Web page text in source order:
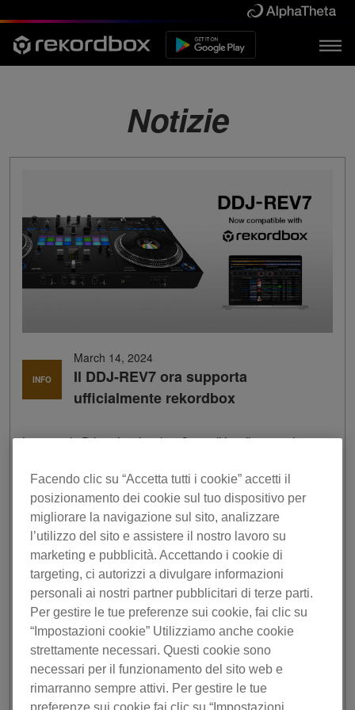
Notizie
INFO
March 14, 2024
Il DDJ-REV7 ora supporta
ufficialmente rekordbox
La console DJ professionale a 2 canali in stile scratch
per Mac/Windows.
Con le jog wheel motorizzate che includono l’On Jog
Display, il DDJ-REV7 ti permette di suonare come se
stessi usando un giradischi.
Con questo aggiornamento, ORA il DDJ-REV7 supporta
rekordbox. Oltre alle funzionalità uniche della console per
lo scratching e il mixaggio, la funzione Track Separation
consente performance innovative e creative.
Per utilizzare il DDJ-REV7 con rekordbox, dovrai
aggiornare il firmware della console alla versione più
recente e installare l’ultima versione di rekordbox sul
PC/Mac, oltre al software del driver del DDJ-REV7 se
Facendo clic su “Accetta tutti i cookie” accetti il
posizionamento dei cookie sul tuo dispositivo per
migliorare la navigazione sul sito, analizzare
l’utilizzo del sito e assistere il nostro lavoro su
marketing e pubblicità. Accettando i cookie di
targeting, ci autorizzi a divulgare informazioni
personali ai nostri partner pubblicitari di terze parti.
Per gestire le tue preferenze sui cookie, fai clic su
“Impostazioni cookie” Utilizziamo anche cookie
strettamente necessari. Questi cookie sono
necessari per il funzionamento del sito web e
rimarranno sempre attivi. Per gestire le tue
preferenze sui cookie fai clic su “Impostazioni